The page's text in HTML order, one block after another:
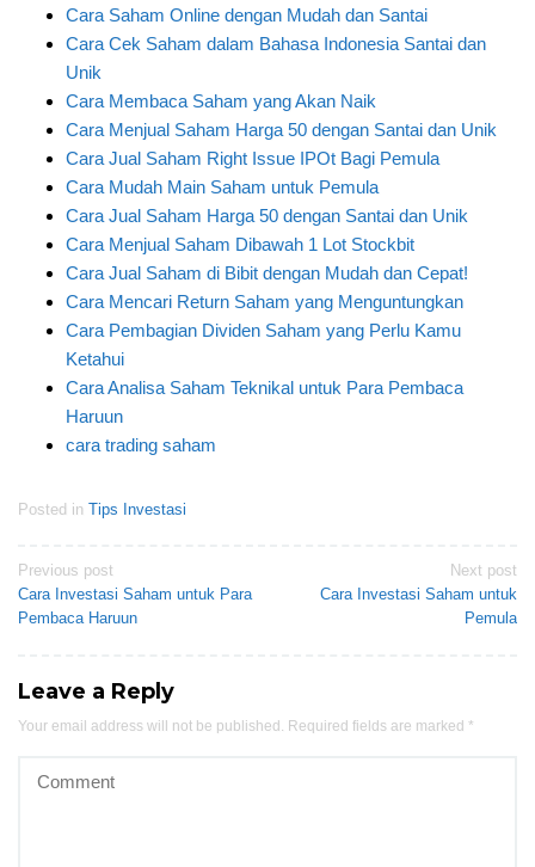
Cara Saham Online dengan Mudah dan Santai
Cara Cek Saham dalam Bahasa Indonesia Santai dan
Unik
Cara Membaca Saham yang Akan Naik
Cara Menjual Saham Harga 50 dengan Santai dan Unik
Cara Jual Saham Right Issue IPOt Bagi Pemula
Cara Mudah Main Saham untuk Pemula
Cara Jual Saham Harga 50 dengan Santai dan Unik
Cara Menjual Saham Dibawah 1 Lot Stockbit
Cara Jual Saham di Bibit dengan Mudah dan Cepat!
Cara Mencari Return Saham yang Menguntungkan
Cara Pembagian Dividen Saham yang Perlu Kamu
Ketahui
Cara Analisa Saham Teknikal untuk Para Pembaca
Haruun
cara trading saham
Posted in Tips Investasi
Post
navigation
Previous post
Cara Investasi Saham untuk Para
Pembaca Haruun
Next post
Cara Investasi Saham untuk
Pemula
Leave a Reply
Your email address will not be published. Required fields are marked *